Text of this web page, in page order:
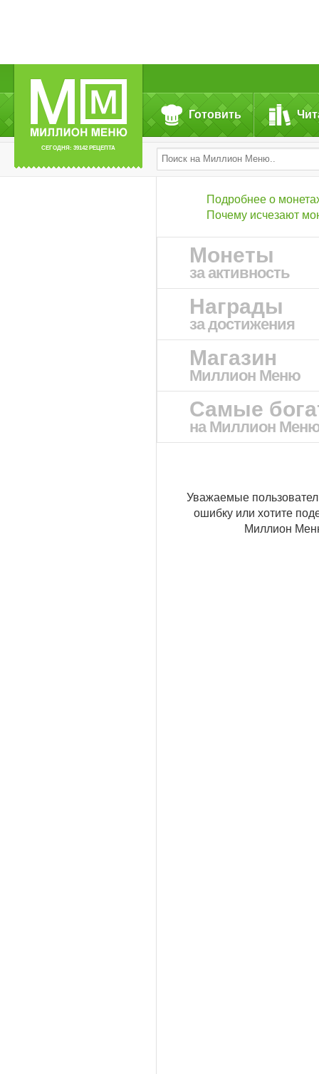
СЕГОДНЯ: 39142 РЕЦЕПТА
Готовить
Подробнее о
Почему исчезают
Монеты
за активность
Награды
за достижения
Магазин
Миллион Меню
Самые
на Миллион
Уважаемые
ошибку или хотите
Миллион